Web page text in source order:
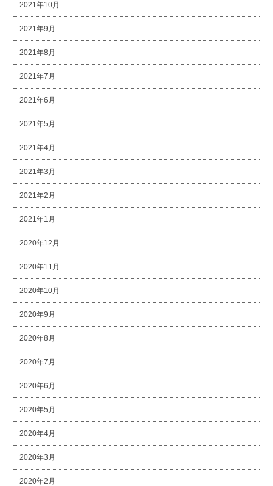
2021年10月
2021年9月
2021年8月
2021年7月
2021年6月
2021年5月
2021年4月
2021年3月
2021年2月
2021年1月
2020年12月
2020年11月
2020年10月
2020年9月
2020年8月
2020年7月
2020年6月
2020年5月
2020年4月
2020年3月
2020年2月